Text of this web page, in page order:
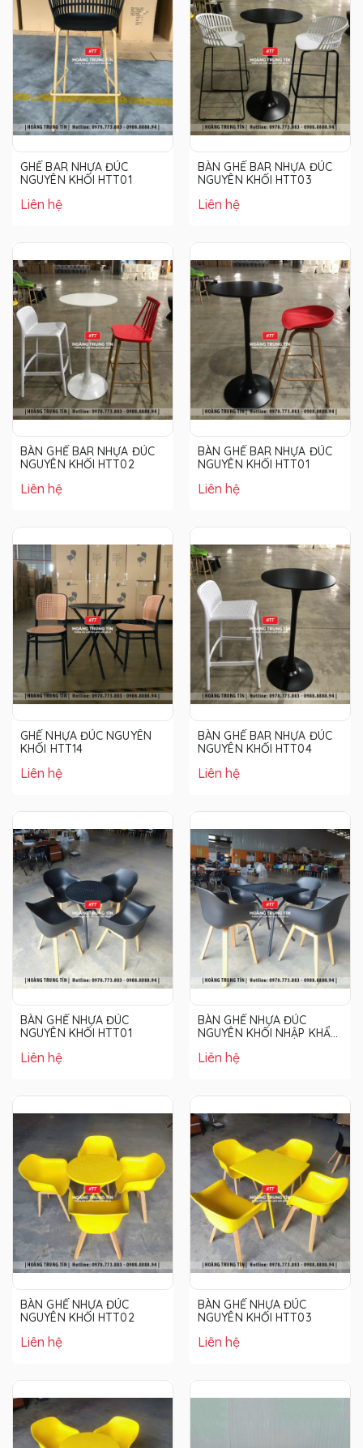
GHẾ BAR NHỰA ĐÚC
NGUYÊN KHỐI HTT01
Liên hệ
BÀN GHẾ BAR NHỰA ĐÚC
NGUYÊN KHỐI HTT03
Liên hệ
BÀN GHẾ BAR NHỰA ĐÚC
NGUYÊN KHỐI HTT02
Liên hệ
BÀN GHẾ BAR NHỰA ĐÚC
NGUYÊN KHỐI HTT01
Liên hệ
GHẾ NHỰA ĐÚC NGUYÊN
KHỐI HTT14
Liên hệ
BÀN GHẾ BAR NHỰA ĐÚC
NGUYÊN KHỐI HTT04
Liên hệ
BÀN GHẾ NHỰA ĐÚC
NGUYÊN KHỐI HTT01
Liên hệ
BÀN GHẾ NHỰA ĐÚC
NGUYÊN KHỐI NHẬP KHẨU
Liên hệ
BÀN GHẾ NHỰA ĐÚC
NGUYÊN KHỐI HTT02
Liên hệ
BÀN GHẾ NHỰA ĐÚC
NGUYÊN KHỐI HTT03
Liên hệ